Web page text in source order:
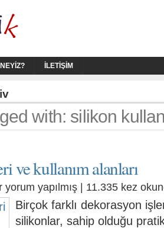
İLETIŞIM
with: silikon
ve kullanım alanları
yorum yapılmış | 11.335 kez
Birçok farklı dekorasyon
silikonlar, sahip olduğu